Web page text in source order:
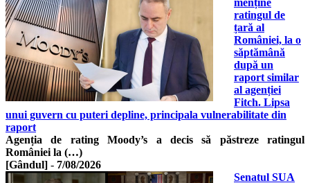
menține
ratingul de
țară al
României, la o
săptămână
după un
raport similar
al agenției
Fitch. Lipsa
unui guvern cu puteri depline, principala vulnerabilitate din
raport
Agenția de rating Moody’s a decis să păstreze ratingul
României la (…)
[Gândul] - 7/08/2026
Senatul SUA